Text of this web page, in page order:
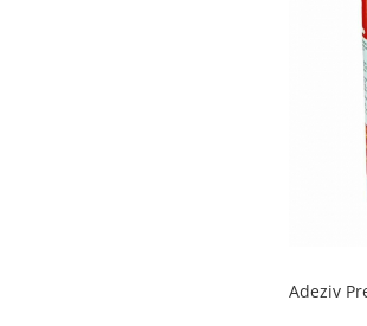
Adeziv